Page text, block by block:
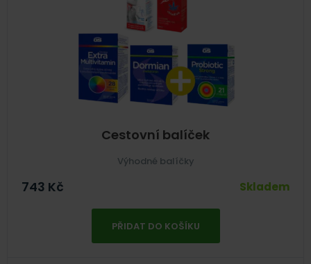
Cestovní balíček
Výhodné balíčky
743 Kč Skladem
PŘIDAT DO KOŠÍKU